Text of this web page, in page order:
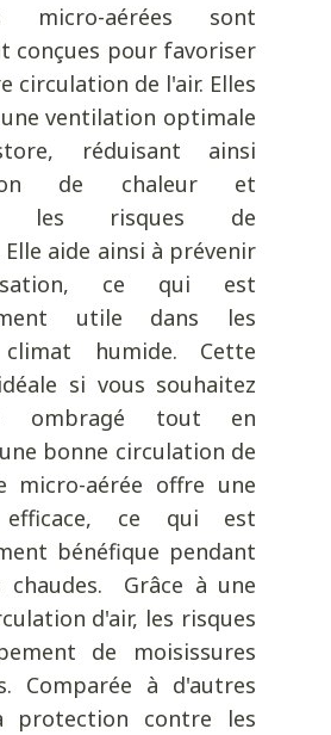
micro-aérées sont
conçues pour favoriser
circulation de l'air. Elles
ventilation optimale
réduisant ainsi
de chaleur et
les risques de
Elle aide ainsi à prévenir
ce qui est
utile dans les
humide. Cette
si vous souhaitez
ombragé tout en
bonne circulation de
micro-aérée offre une
efficace, ce qui est
bénéfique pendant
chaudes. Grâce à une
d'air, les risques
de moisissures
Comparée à d'autres
protection contre les